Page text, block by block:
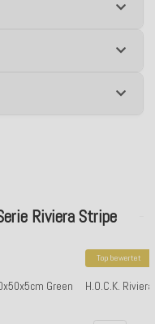
Riviera Stripe
Green
Top bewertet
H.O.C.K.